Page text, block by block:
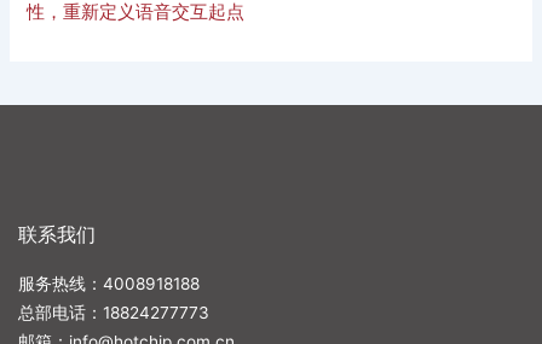
性，重新定义语音交互起点
联系我们
服务热线：4008918188
总部电话： 18824277773